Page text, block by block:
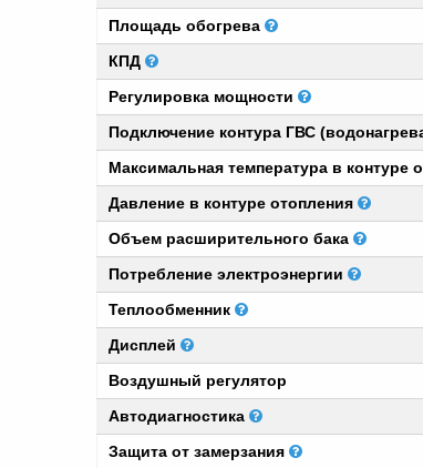
Площадь обогрева
КПД
Регулировка мощности
Подключение контура ГВС
Максимальная температура в контуре
Давление в контуре отопления
Объем расширительного бака
Потребление электроэнергии
Теплообменник
Дисплей
Воздушный регулятор
Автодиагностика
Защита от замерзания